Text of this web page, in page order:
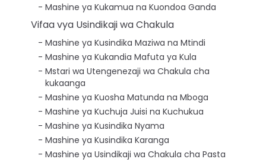
Mashine ya Kukamua na Kuondoa Ganda
Vifaa vya Usindikaji wa Chakula
Mashine ya Kusindika Maziwa na Mtindi
Mashine ya Kukandia Mafuta ya Kula
Mstari wa Utengenezaji wa Chakula cha
kukaanga
Mashine ya Kuosha Matunda na Mboga
Mashine ya Kuchuja Juisi na Kuchukua
Mashine ya Kusindika Nyama
Mashine ya Kusindika Karanga
Mashine ya Usindikaji wa Chakula cha Pasta